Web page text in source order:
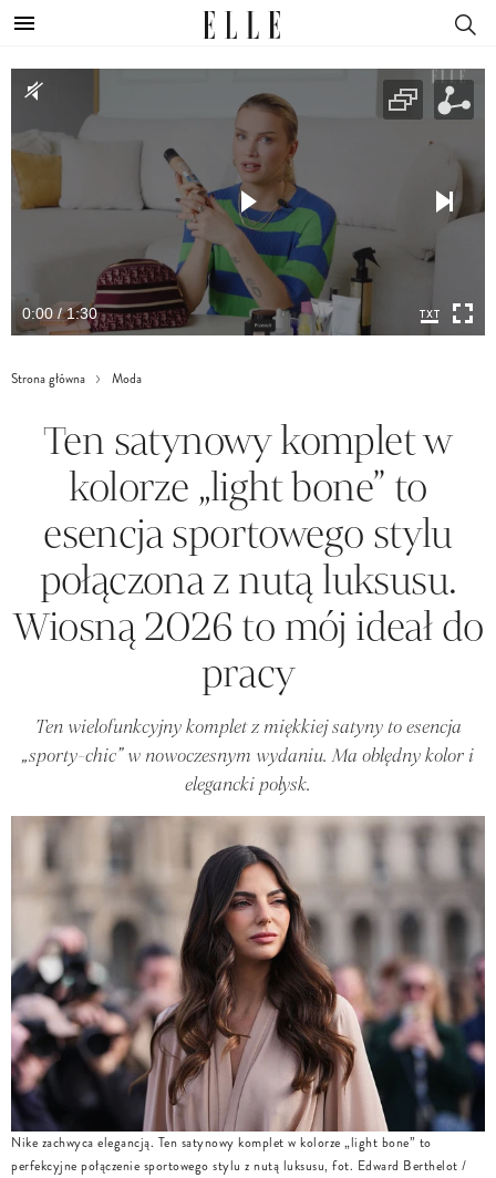
0:00 / 1:30
Strona główna Moda
Ten satynowy komplet w
kolorze „light bone” to
esencja sportowego stylu
połączona z nutą luksusu.
Wiosną 2026 to mój ideał do
pracy
Ten wielofunkcyjny komplet z miękkiej satyny to esencja
„sporty-chic” w nowoczesnym wydaniu. Ma obłędny kolor i
elegancki połysk.
Nike zachwyca elegancją. Ten satynowy komplet w kolorze „light bone” to
perfekcyjne połączenie sportowego stylu z nutą luksusu, fot. Edward Berthelot /